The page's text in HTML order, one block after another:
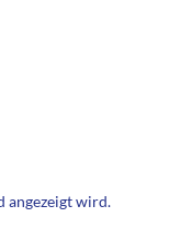
angezeigt wird.